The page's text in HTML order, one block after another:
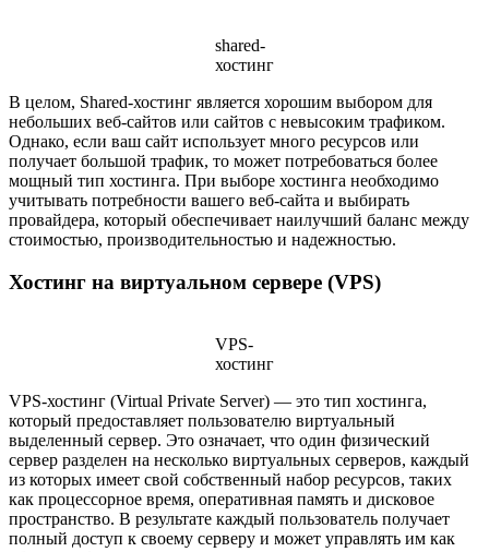
shared-
хостинг
В целом, Shared-хостинг является хорошим выбором для
небольших веб-сайтов или сайтов с невысоким трафиком.
Однако, если ваш сайт использует много ресурсов или
получает большой трафик, то может потребоваться более
мощный тип хостинга. При выборе хостинга необходимо
учитывать потребности вашего веб-сайта и выбирать
провайдера, который обеспечивает наилучший баланс между
стоимостью, производительностью и надежностью.
Хостинг на виртуальном сервере (VPS)
VPS-
хостинг
VPS-хостинг (Virtual Private Server) — это тип хостинга,
который предоставляет пользователю виртуальный
выделенный сервер. Это означает, что один физический
сервер разделен на несколько виртуальных серверов, каждый
из которых имеет свой собственный набор ресурсов, таких
как процессорное время, оперативная память и дисковое
пространство. В результате каждый пользователь получает
полный доступ к своему серверу и может управлять им как